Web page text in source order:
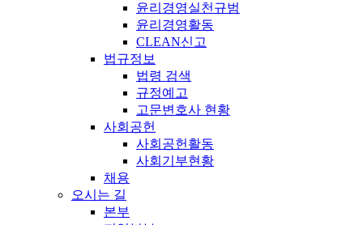
윤리경영실천규범
윤리경영활동
CLEAN신고
법규정보
법령 검색
규정예고
고문변호사 현황
사회공헌
사회공헌활동
사회기부현황
채용
오시는 길
본부